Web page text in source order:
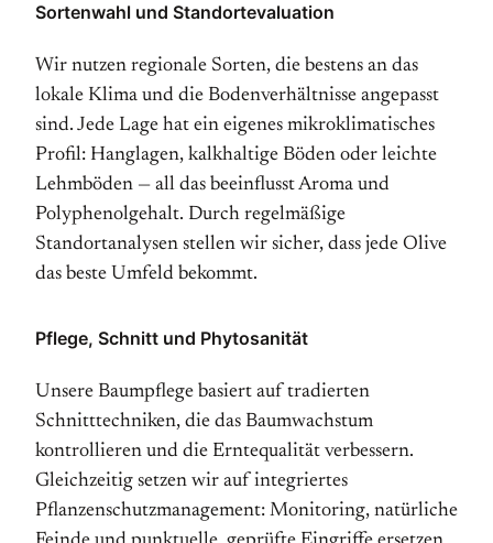
Sortenwahl und Standortevaluation
Wir nutzen regionale Sorten, die bestens an das
lokale Klima und die Bodenverhältnisse angepasst
sind. Jede Lage hat ein eigenes mikroklimatisches
Profil: Hanglagen, kalkhaltige Böden oder leichte
Lehmböden — all das beeinflusst Aroma und
Polyphenolgehalt. Durch regelmäßige
Standortanalysen stellen wir sicher, dass jede Olive
das beste Umfeld bekommt.
Pflege, Schnitt und Phytosanität
Unsere Baumpflege basiert auf tradierten
Schnitttechniken, die das Baumwachstum
kontrollieren und die Erntequalität verbessern.
Gleichzeitig setzen wir auf integriertes
Pflanzenschutzmanagement: Monitoring, natürliche